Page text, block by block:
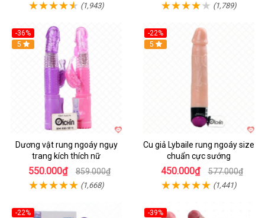
(1,943) (1,789)
-36%
Hot
5
Dương vật rung ngoáy ngụy
trang kích thích nữ
550.000₫ 859.000₫
(1,668)
-22%
Hot
5
Cu giả Lybaile rung ngoáy size
chuẩn cực sướng
450.000₫ 577.000₫
(1,441)
-22%
-39%